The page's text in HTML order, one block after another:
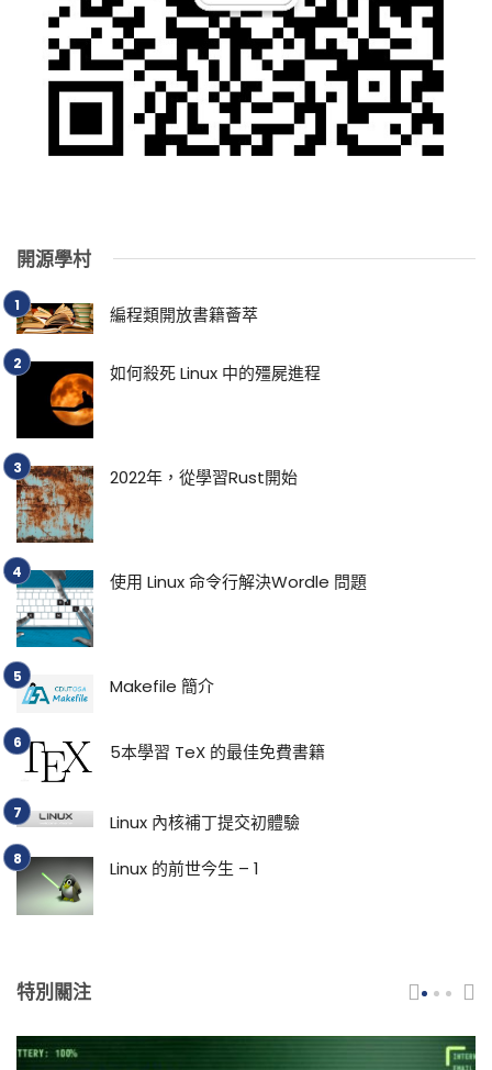
開源學村
編程類開放書籍薈萃
如何殺死 Linux 中的殭屍進程
2022年，從學習Rust開始
使用 Linux 命令行解決Wordle 問題
Makefile 簡介
5本學習 TeX 的最佳免費書籍
Linux 內核補丁提交初體驗
Linux 的前世今生 – 1
特別關注